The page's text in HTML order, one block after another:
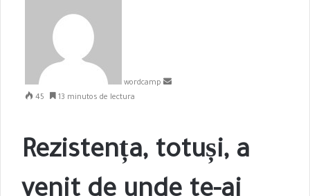
wordcamp
45 13 minutos de lectura
Rezistența, totuși, a